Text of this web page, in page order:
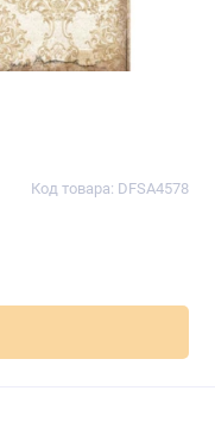
Код товара: DFSA4578